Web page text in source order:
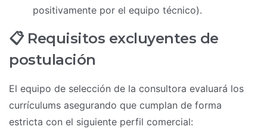
positivamente por el equipo técnico).
📋 Requisitos excluyentes de
postulación
El equipo de selección de la consultora evaluará los
currículums asegurando que cumplan de forma
estricta con el siguiente perfil comercial: